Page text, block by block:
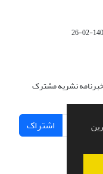
1401-
خبرنامه نشریه مشترک
اشتراک